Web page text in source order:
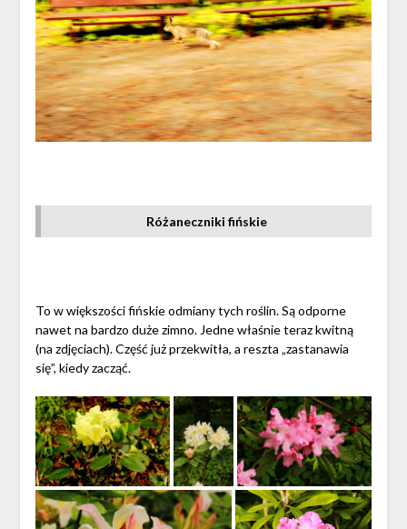
Różaneczniki fińskie
To w większości fińskie odmiany tych roślin. Są odporne
nawet na bardzo duże zimno. Jedne właśnie teraz kwitną
(na zdjęciach). Część już przekwitła, a reszta „zastanawia
się”, kiedy zacząć.